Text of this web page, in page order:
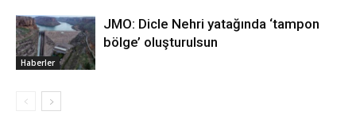
Haberler
JMO: Dicle Nehri yatağında ‘tampon
bölge’ oluşturulsun